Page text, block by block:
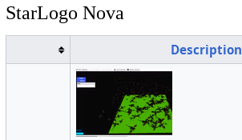
StarLogo Nova
Description